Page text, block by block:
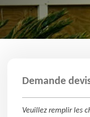
Demande
Veuillez remplir les